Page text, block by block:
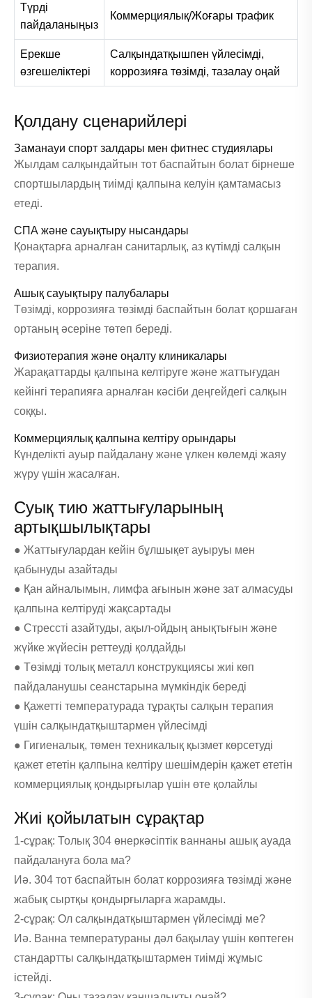
Түрді
пайдаланыңыз
Коммерциялық/Жоғары трафик
Ерекше
өзгешеліктері
Салқындатқышпен үйлесімді,
коррозияға төзімді, тазалау оңай
Қолдану сценарийлері
Заманауи спорт залдары мен фитнес студиялары
Жылдам салқындайтын тот баспайтын болат бірнеше
спортшылардың тиімді қалпына келуін қамтамасыз
етеді.
СПА және сауықтыру нысандары
Қонақтарға арналған санитарлық, аз күтімді салқын
терапия.
Ашық сауықтыру палубалары
Төзімді, коррозияға төзімді баспайтын болат қоршаған
ортаның әсеріне төтеп береді.
Физиотерапия және оңалту клиникалары
Жарақаттарды қалпына келтіруге және жаттығудан
кейінгі терапияға арналған кәсіби деңгейдегі салқын
соққы.
Коммерциялық қалпына келтіру орындары
Күнделікті ауыр пайдалану және үлкен көлемді жаяу
жүру үшін жасалған.
Суық тию жаттығуларының
артықшылықтары
● Жаттығулардан кейін бұлшықет ауыруы мен
қабынуды азайтады
● Қан айналымын, лимфа ағынын және зат алмасуды
қалпына келтіруді жақсартады
● Стрессті азайтуды, ақыл-ойдың анықтығын және
жүйке жүйесін реттеуді қолдайды
● Төзімді толық металл конструкциясы жиі көп
пайдаланушы сеанстарына мүмкіндік береді
● Қажетті температурада тұрақты салқын терапия
үшін салқындатқыштармен үйлесімді
● Гигиеналық, төмен техникалық қызмет көрсетуді
қажет ететін қалпына келтіру шешімдерін қажет ететін
коммерциялық қондырғылар үшін өте қолайлы
Жиі қойылатын сұрақтар
1-сұрақ: Толық 304 өнеркәсіптік ваннаны ашық ауада
пайдалануға бола ма?
Иә. 304 тот баспайтын болат коррозияға төзімді және
жабық сыртқы қондырғыларға жарамды.
2-сұрақ: Ол салқындатқыштармен үйлесімді ме?
Иә. Ванна температураны дәл бақылау үшін көптеген
стандартты салқындатқыштармен тиімді жұмыс
істейді.